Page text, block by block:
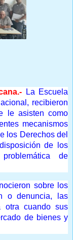
La Escuela
recibieron
le asisten como
mecanismos
los Derechos del
de los
de
sobre los
o denuncia, las
otra cuando sus
de bienes y